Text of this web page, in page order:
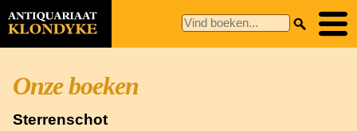
Onze boeken
Sterrenschot